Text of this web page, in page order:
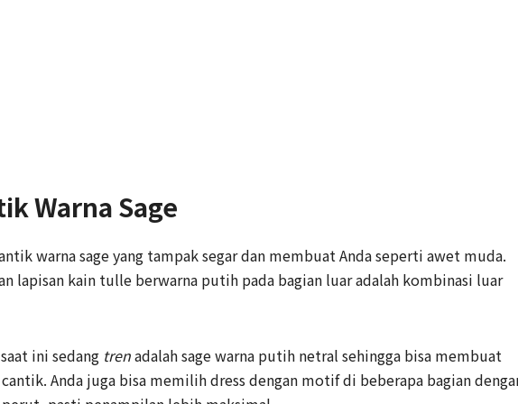
Warna Sage
warna sage yang tampak segar dan membuat Anda seperti awet muda.
lapisan kain tulle berwarna putih pada bagian luar adalah kombinasi luar
ini sedang trenadalah sage warna putih netral sehingga bisa membuat
Anda juga bisa memilih dress dengan motif di beberapa bagian